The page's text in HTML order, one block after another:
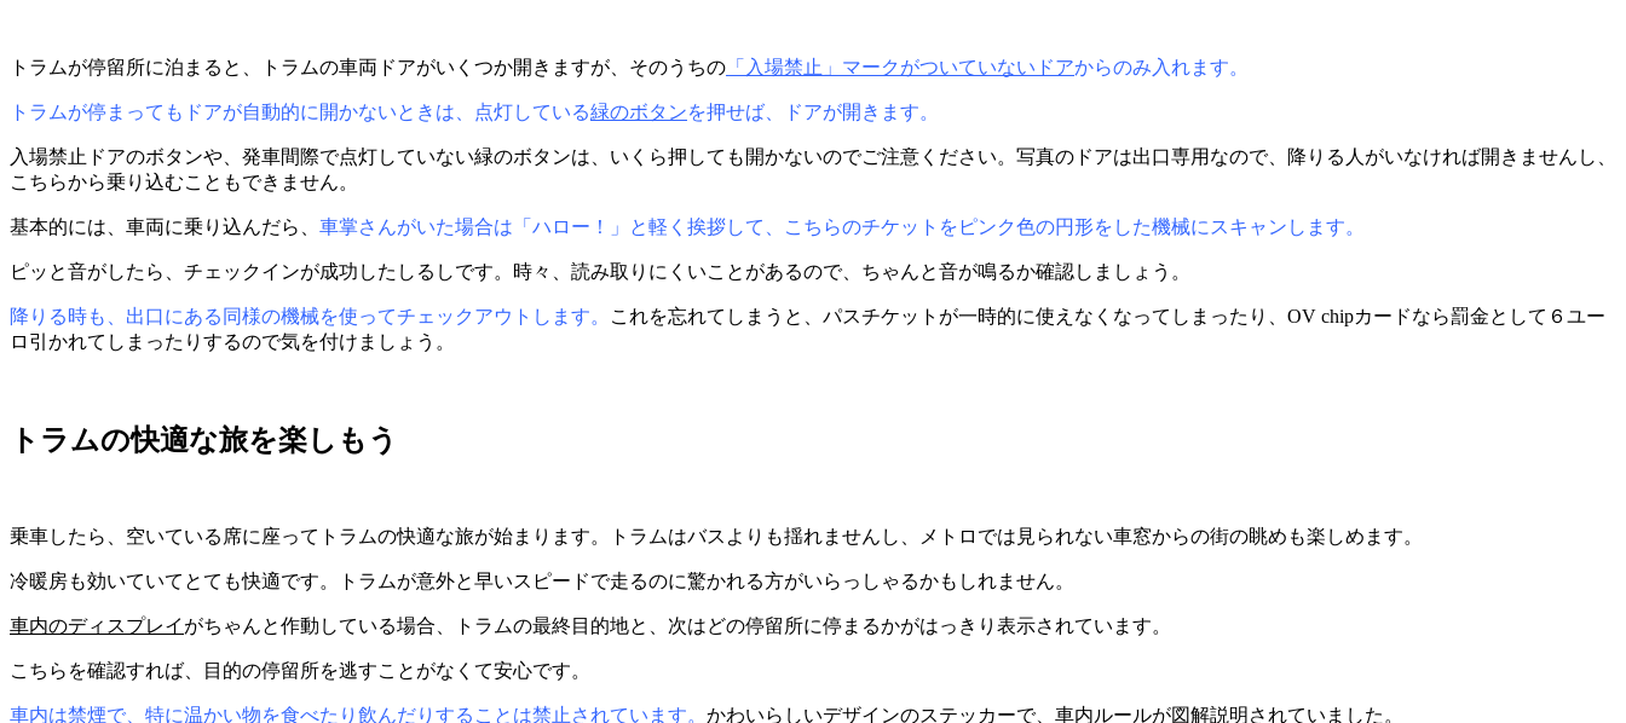
トラムが停留所に泊まると、トラムの車両ドアがいくつか開きますが、そのうちの 「入場禁止」マークがついていないドアからのみ入れます。
トラムが停まってもドアが自動的に開かないときは、点灯している緑のボタンを押せば、ドアが開きます。
入場禁止ドアのボタンや、発車間際で点灯していない緑のボタンは、いくら押しても開かないのでご注意ください。写真のドアは出口専用なので、降りる人がいなければ開きませんし、
こちらから乗り込むこともできません。
基本的には、車両に乗り込んだら、 車掌さんがいた場合は「ハロー！」と軽く挨拶して、こちらのチケットをピンク色の円形をした機械にスキャンします。
ピッと音がしたら、チェックインが成功したしるしです。時々、読み取りにくいことがあるので、ちゃんと音が鳴るか確認しましょう。
降りる時も、出口にある同様の機械を使ってチェックアウトします。
これを忘れてしまうと、パスチケットが一時的に使えなくなってしまったり、OV chipカードなら罰金として６ユー
ロ引かれてしまったりするので気を付けましょう。
トラムの快適な旅を楽しもう
乗車したら、空いている席に座ってトラムの快適な旅が始まります。トラムはバスよりも揺れませんし、メトロでは見られない車窓からの街の眺めも楽しめます。
冷暖房も効いていてとても快適です。トラムが意外と早いスピードで走るのに驚かれる方がいらっしゃるかもしれません。
車内のディスプレイ がちゃんと作動している場合、トラムの最終目的地と、次はどの停留所に停まるかがはっきり表示されています。
こちらを確認すれば、目的の停留所を逃すことがなくて安心です。
車内は禁煙で、特に温かい物を食べたり飲んだりすることは禁止されています。 かわいらしいデザインのステッカーで、車内ルールが図解説明されていました。